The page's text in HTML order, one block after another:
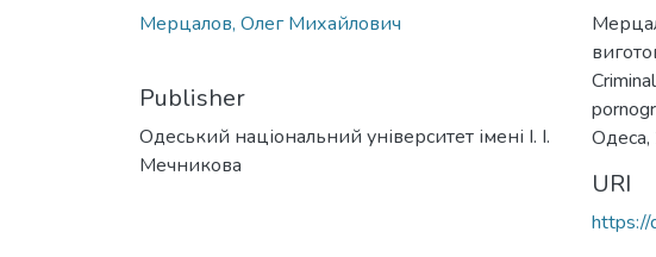
Мерцалов, Олег Михайлович
Publisher
Одеський національний університет імені І. І.
Мечникова
Одеса,
URI
https://